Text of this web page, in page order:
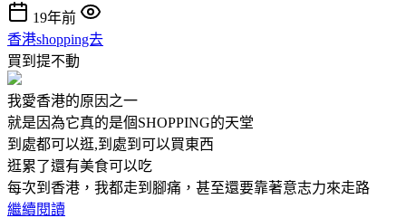
19年前
香港shopping去
買到提不動
我愛香港的原因之一
就是因為它真的是個SHOPPING的天堂
到處都可以逛,到處到可以買東西
逛累了還有美食可以吃
每次到香港，我都走到腳痛，甚至還要靠著意志力來走路
繼續閱讀